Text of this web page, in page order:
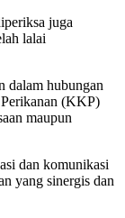
juga
lalai
dalam hubungan
Perikanan (KKP)
maupun
dan komunikasi
yang sinergis dan